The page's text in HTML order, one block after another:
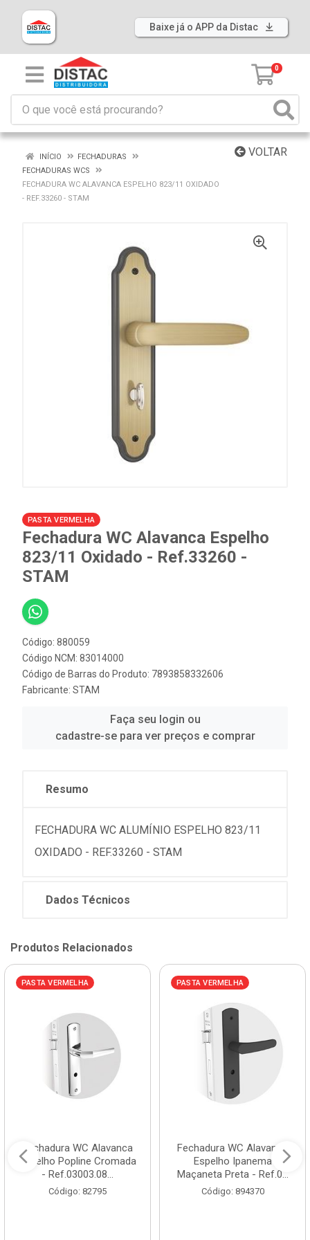
Baixe já o APP da Distac
0
VOLTAR
INÍCIO
FECHADURAS
FECHADURAS WCS
FECHADURA WC ALAVANCA ESPELHO 823/11 OXIDADO
- REF.33260 - STAM
PASTA VERMELHA
Fechadura WC Alavanca Espelho
823/11 Oxidado - Ref.33260 -
STAM
Código: 880059
Código NCM: 83014000
Código de Barras do Produto: 7893858332606
Fabricante: STAM
Faça seu login ou
cadastre-se para ver preços e comprar
Resumo
FECHADURA WC ALUMÍNIO ESPELHO 823/11
OXIDADO - REF.33260 - STAM
Dados Técnicos
Produtos Relacionados
PASTA VERMELHA
Fechadura WC Alavanca
Espelho Popline Cromada
- Ref.03003.08...
Código: 82795
PASTA VERMELHA
Fechadura WC Alavanca
Espelho Ipanema
Maçaneta Preta - Ref.0...
Código: 894370